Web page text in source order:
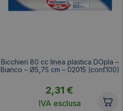
Bicchieri 80 cc linea plastica DOpla –
Bianco – Ø5,75 cm – 02015 (conf.100)
2,31 €
IVA esclusa